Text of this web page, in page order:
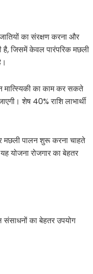
का संरक्षण करना और
है, जिसमें केवल पारंपरिक मछली
मात्स्यिकी का काम कर सकते
शेष 40% राशि लाभार्थी
मछली पालन शुरू करना चाहते
योजना रोजगार का बेहतर
संसाधनों का बेहतर उपयोग